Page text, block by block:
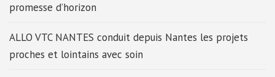
promesse d’horizon
ALLO VTC NANTES conduit depuis Nantes les projets
proches et lointains avec soin